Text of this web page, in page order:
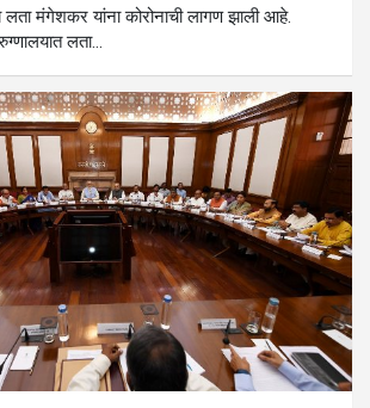
लता मंगेशकर यांना कोरोनाची लागण झाली आहे.
लता…